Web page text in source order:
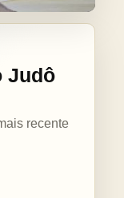
Judô
recente